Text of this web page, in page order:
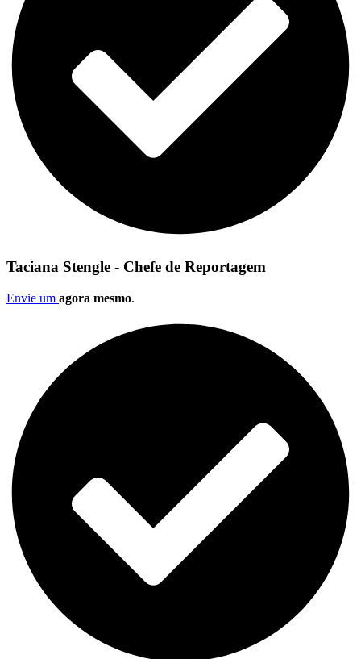
Taciana Stengle - Chefe de Reportagem
Envie um agora mesmo.